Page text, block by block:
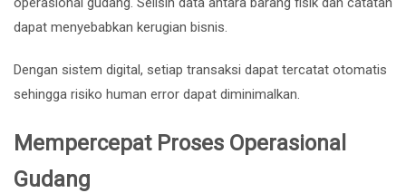
dapat menyebabkan kerugian bisnis.
Dengan sistem digital, setiap transaksi dapat tercatat otomatis
sehingga risiko human error dapat diminimalkan.
Mempercepat Proses Operasional
Gudang